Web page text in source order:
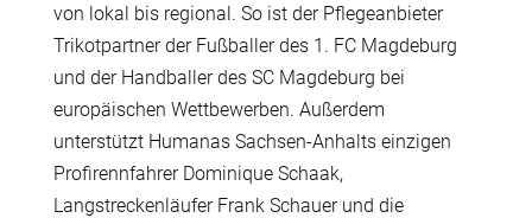
von lokal bis regional. So ist der Pflegeanbieter
Trikotpartner der Fußballer des 1. FC Magdeburg
und der Handballer des SC Magdeburg bei
europäischen Wettbewerben. Außerdem
unterstützt Humanas Sachsen-Anhalts einzigen
Profirennfahrer Dominique Schaak,
Langstreckenläufer Frank Schauer und die